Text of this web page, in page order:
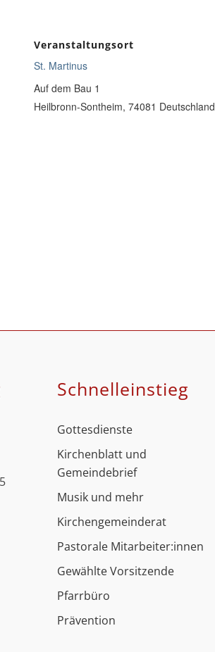
Veranstaltungsort
St. Martinus
Auf dem Bau 1
Heilbronn-Sontheim, 74081 Deutschland
Schnell­einstieg
Gottesdienste
Kirchenblatt und
Gemeindebrief
Musik und mehr
Kirchengemeinderat
Pastorale Mitarbeiter:innen
Gewählte Vorsitzende
Pfarrbüro
Prävention